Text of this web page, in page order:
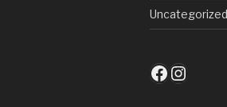
Uncategorized
Facebook